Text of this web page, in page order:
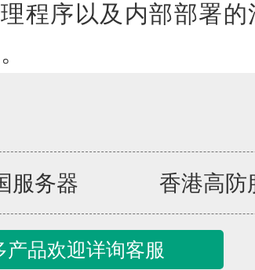
程序以及内部部署的
服务器 香港高防
产品欢迎详询客服